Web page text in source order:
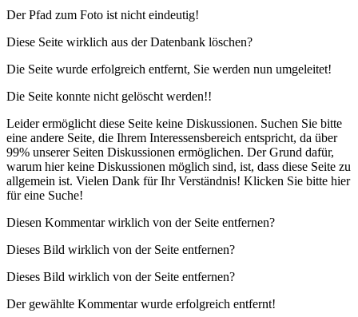
Der Pfad zum Foto ist nicht eindeutig!
Diese Seite wirklich aus der Datenbank löschen?
Die Seite wurde erfolgreich entfernt, Sie werden nun umgeleitet!
Die Seite konnte nicht gelöscht werden!!
Leider ermöglicht diese Seite keine Diskussionen. Suchen Sie bitte
eine andere Seite, die Ihrem Interessensbereich entspricht, da über
99% unserer Seiten Diskussionen ermöglichen. Der Grund dafür,
warum hier keine Diskussionen möglich sind, ist, dass diese Seite zu
allgemein ist. Vielen Dank für Ihr Verständnis! Klicken Sie bitte hier
für eine Suche!
Diesen Kommentar wirklich von der Seite entfernen?
Dieses Bild wirklich von der Seite entfernen?
Dieses Bild wirklich von der Seite entfernen?
Der gewählte Kommentar wurde erfolgreich entfernt!